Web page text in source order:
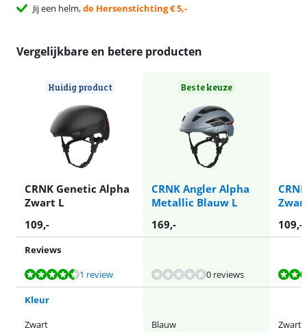
Jij een helm,de Hersenstichting € 5,-
Vergelijkbare en betere producten
Huidig product
CRNK Genetic Alpha
Zwart L
Beste keuze
CRNK Angler Alpha
Metallic Blauw L
109,- 169,- 109,-
Reviews
Beoordeling is 8,8 van de 10, gebaseerd op 1 review.
1 review 0 reviews
Beoordeling is 8,8 van de 10, gebaseerd op 1 review.
Kleur
Zwart
Blauw Zwart